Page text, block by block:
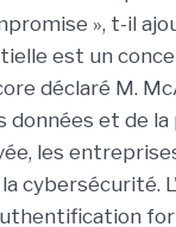
», t-il
est un
déclaré M.
données et de
les
cybersécurité.